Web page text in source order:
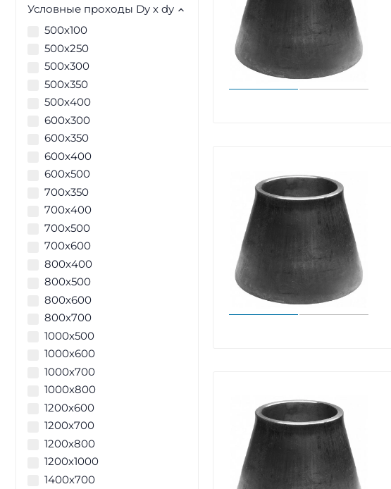
Условные проходы Dy х dy
500х100
500х250
500х300
500х350
500х400
600х300
600х350
600х400
600х500
700х350
700х400
700х500
700х600
800х400
800х500
800х600
800х700
1000х500
1000х600
1000х700
1000х800
1200х600
1200х700
1200х800
1200х1000
1400х700